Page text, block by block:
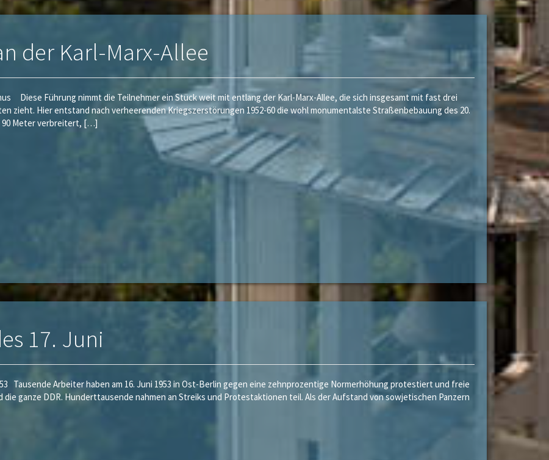
der Karl-Marx-Allee
Diese Führung nimmt die Teilnehmer ein Stück weit mit entlang der Karl-Marx-Allee, die sich insgesamt mit fast drei
zieht. Hier entstand nach verheerenden Kriegszerstörungen 1952-60 die wohl monumentalste Straßenbebauung des 20.
90 Meter verbreitert, […]
17. Juni
Tausende Arbeiter haben am 16. Juni 1953 in Ost-Berlin gegen eine zehnprozentige Normerhöhung protestiert und freie
ganze DDR. Hunderttausende nahmen an Streiks und Protestaktionen teil. Als der Aufstand von sowjetischen Panzern